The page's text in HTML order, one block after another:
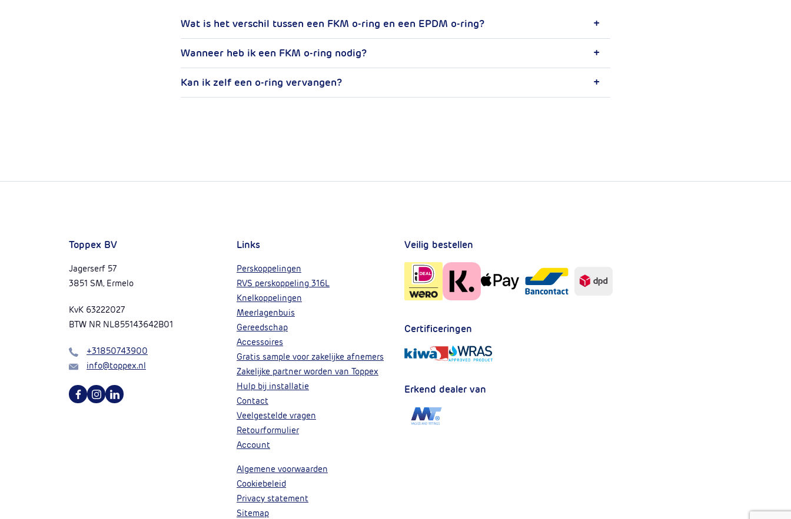
Wat is het verschil tussen een FKM o-ring en een EPDM o-ring?
Wanneer heb ik een FKM o-ring nodig?
Kan ik zelf een o-ring vervangen?
Toppex BV
Jagerserf 57
3851 SM, Ermelo
KvK 63222027
BTW NR NL855143642B01
Bel
+31850743900
Mail
info@toppex.nl
Volg ons op Facebook
Volg ons op Instagram
Volg ons op Linkedin
Links
Perskoppelingen
RVS perskoppeling 316L
Knelkoppelingen
Meerlagenbuis
Gereedschap
Accessoires
Gratis sample voor zakelijke afnemers
Zakelijke partner worden van Toppex
Hulp bij installatie
Contact
Veelgestelde vragen
Retourformulier
Account
Algemene voorwaarden
Cookiebeleid
Privacy statement
Sitemap
Veilig bestellen
Certificeringen
Erkend dealer van